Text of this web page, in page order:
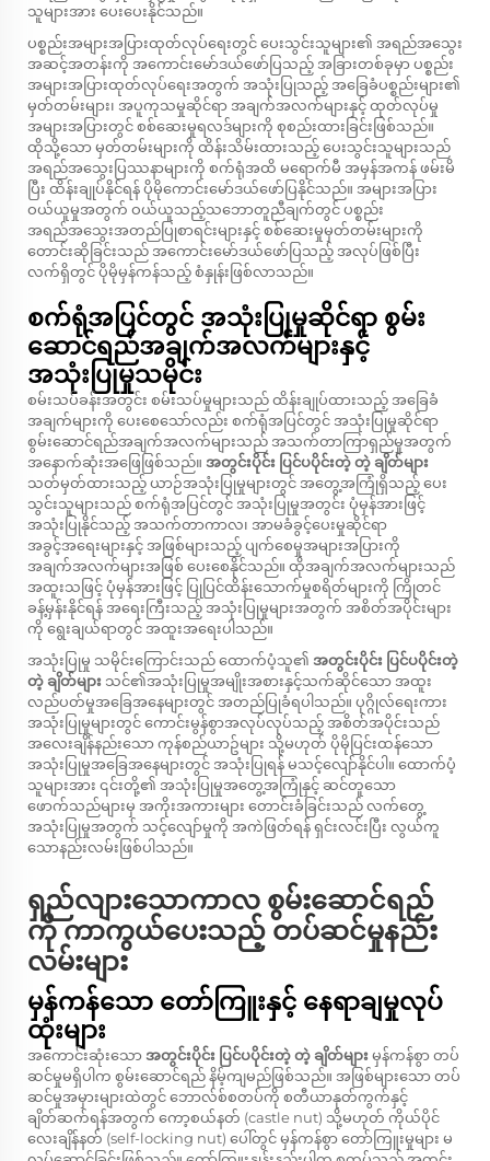
သူများအား ပေးပေးနိုင်သည်။
ပစ္စည်းအများအပြားထုတ်လုပ်ရေးတွင် ပေးသွင်းသူများ၏ အရည်အသွေး
အဆင့်အတန်းကို အကောင်းမော်ဒယ်ဖော်ပြသည့် အခြားတစ်ခုမှာ ပစ္စည်း
အများအပြားထုတ်လုပ်ရေးအတွက် အသုံးပြုသည့် အခြေခံပစ္စည်းများ၏
မှတ်တမ်းများ၊ အပူကုသမှုဆိုင်ရာ အချက်အလက်များနှင့် ထုတ်လုပ်မှု
အများအပြားတွင် စစ်ဆေးမှုရလဒ်များကို စုစည်းထားခြင်းဖြစ်သည်။
ထိုသို့သော မှတ်တမ်းများကို ထိန်းသိမ်းထားသည့် ပေးသွင်းသူများသည်
အရည်အသွေးပြဿနာများကို စက်ရုံအထိ မရောက်မီ အမှန်အကန် ဖမ်းမိ
ပြီး ထိန်းချုပ်နိုင်ရန် ပိုမိုကောင်းမော်ဒယ်ဖော်ပြနိုင်သည်။ အများအပြား
ဝယ်ယူမှုအတွက် ဝယ်ယူသည့်သဘောတူညီချက်တွင် ပစ္စည်း
အရည်အသွေးအတည်ပြုစာရင်းများနှင့် စစ်ဆေးမှုမှတ်တမ်းများကို
တောင်းဆိုခြင်းသည် အကောင်းမော်ဒယ်ဖော်ပြသည့် အလုပ်ဖြစ်ပြီး
လက်ရှိတွင် ပိုမိုမှန်ကန်သည့် စံနှုန်းဖြစ်လာသည်။
စက်ရုံအပြင်တွင် အသုံးပြုမှုဆိုင်ရာ စွမ်း
ဆောင်ရည်အချက်အလက်များနှင့်
အသုံးပြုမှုသမိုင်း
စမ်းသပ်ခန်းအတွင်း စမ်းသပ်မှုများသည် ထိန်းချုပ်ထားသည့် အခြေခံ
အချက်များကို ပေးစေသော်လည်း စက်ရုံအပြင်တွင် အသုံးပြုမှုဆိုင်ရာ
စွမ်းဆောင်ရည်အချက်အလက်များသည် အသက်တာကြာရှည်မှုအတွက်
အနောက်ဆုံးအဖြေဖြစ်သည်။ အတွင်းပိုင်း ပြင်ပပိုင်းတဲ့ တဲ့ ချိတ်များ
သတ်မှတ်ထားသည့် ယာဉ်အသုံးပြုမှုများတွင် အတွေ့အကြုံရှိသည့် ပေး
သွင်းသူများသည် စက်ရုံအပြင်တွင် အသုံးပြုမှုအတွင်း ပုံမှန်အားဖြင့်
အသုံးပြုနိုင်သည့် အသက်တာကာလ၊ အာမခံခွင့်ပေးမှုဆိုင်ရာ
အခွင့်အရေးများနှင့် အဖြစ်များသည့် ပျက်စေမှုအများအပြားကို
အချက်အလက်များအဖြစ် ပေးစေနိုင်သည်။ ထိုအချက်အလက်များသည်
အထူးသဖြင့် ပုံမှန်အားဖြင့် ပြုပြင်ထိန်းသောက်မှုစရိတ်များကို ကြိုတင်
ခန့်မှန်းနိုင်ရန် အရေးကြီးသည့် အသုံးပြုမှုများအတွက် အစိတ်အပိုင်းများ
ကို ရွေးချယ်ရာတွင် အထူးအရေးပါသည်။
အသုံးပြုမှု သမိုင်းကြောင်းသည် ထောက်ပံ့သူ၏ အတွင်းပိုင်း ပြင်ပပိုင်းတဲ့
တဲ့ ချိတ်များ သင်၏အသုံးပြုမှုအမျိုးအစားနှင့်သက်ဆိုင်သော အထူး
လည်ပတ်မှုအခြေအနေများတွင် အတည်ပြုခံရပါသည်။ ပုဂ္ဂိုလ်ရေးကား
အသုံးပြုမှုများတွင် ကောင်းမွန်စွာအလုပ်လုပ်သည့် အစိတ်အပိုင်းသည်
အလေးချိန်နည်းသော ကုန်စည်ယာဥ်များ သို့မဟုတ် ပိုမိုပြင်းထန်သော
အသုံးပြုမှုအခြေအနေများတွင် အသုံးပြုရန် မသင့်လျော်နိုင်ပါ။ ထောက်ပံ့
သူများအား ၎င်းတို့၏ အသုံးပြုမှုအတွေ့အကြုံနှင့် ဆင်တူသော
ဖောက်သည်များမှ အကိုးအကားများ တောင်းခံခြင်းသည် လက်တွေ့
အသုံးပြုမှုအတွက် သင့်လျော်မှုကို အကဲဖြတ်ရန် ရှင်းလင်းပြီး လွယ်ကူ
သောနည်းလမ်းဖြစ်ပါသည်။
ရှည်လျားသောကာလ စွမ်းဆောင်ရည်
ကို ကာကွယ်ပေးသည့် တပ်ဆင်မှုနည်း
လမ်းများ
မှန်ကန်သော တော်ကြူးနှင့် နေရာချမှုလုပ်
ထုံးများ
အကောင်းဆုံးသော အတွင်းပိုင်း ပြင်ပပိုင်းတဲ့ တဲ့ ချိတ်များ မှန်ကန်စွာ တပ်
ဆင်မှုမရှိပါက စွမ်းဆောင်ရည် နိမ့်ကျမည်ဖြစ်သည်။ အဖြစ်များသော တပ်
ဆင်မှုအမှားများထဲတွင် ဘောလ်စ်စတပ်ကို စတီယာနုတ်ကွက်နှင့်
ချိတ်ဆက်ရန်အတွက် ကော့စယ်နတ် (castle nut) သို့မဟုတ် ကိုယ်ပိုင်
လေးချိန်နတ် (self-locking nut) ပေါ်တွင် မှန်ကန်စွာ တော်ကြူးမှုများ မ